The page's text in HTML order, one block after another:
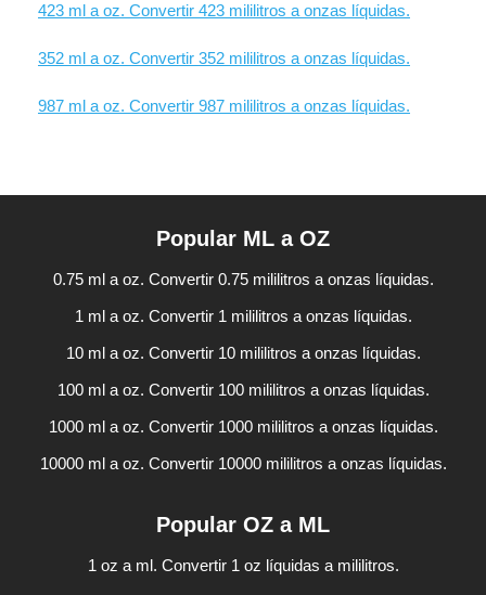
423 ml a oz. Convertir 423 mililitros a onzas líquidas.
352 ml a oz. Convertir 352 mililitros a onzas líquidas.
987 ml a oz. Convertir 987 mililitros a onzas líquidas.
Popular ML a OZ
0.75 ml a oz. Convertir 0.75 mililitros a onzas líquidas.
1 ml a oz. Convertir 1 mililitros a onzas líquidas.
10 ml a oz. Convertir 10 mililitros a onzas líquidas.
100 ml a oz. Convertir 100 mililitros a onzas líquidas.
1000 ml a oz. Convertir 1000 mililitros a onzas líquidas.
10000 ml a oz. Convertir 10000 mililitros a onzas líquidas.
Popular OZ a ML
1 oz a ml. Convertir 1 oz líquidas a mililitros.